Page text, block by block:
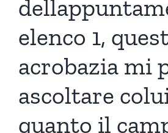
elenco 1,
acrobazia mi
ascoltare
quanto il